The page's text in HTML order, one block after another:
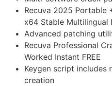
Recuva 2025 Portable
x64 Stable Multilingual
Advanced patching
Recuva Professional
Worked Instant FREE
Keygen script includes
creation